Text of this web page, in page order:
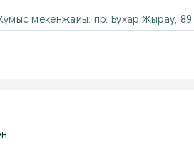
мекенжайы: пр. Бухар Жырау, 89